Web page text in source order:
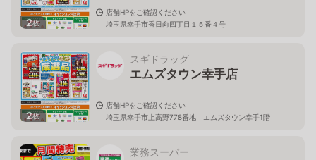
2枚
店舗HPをご確認ください
埼玉県幸手市香日向四丁目１５番４号
2枚
スギドラッグ
エムズタウン幸手店
店舗HPをご確認ください
埼玉県幸手市上高野778番地 エムズタウン幸手1階
業務スーパー